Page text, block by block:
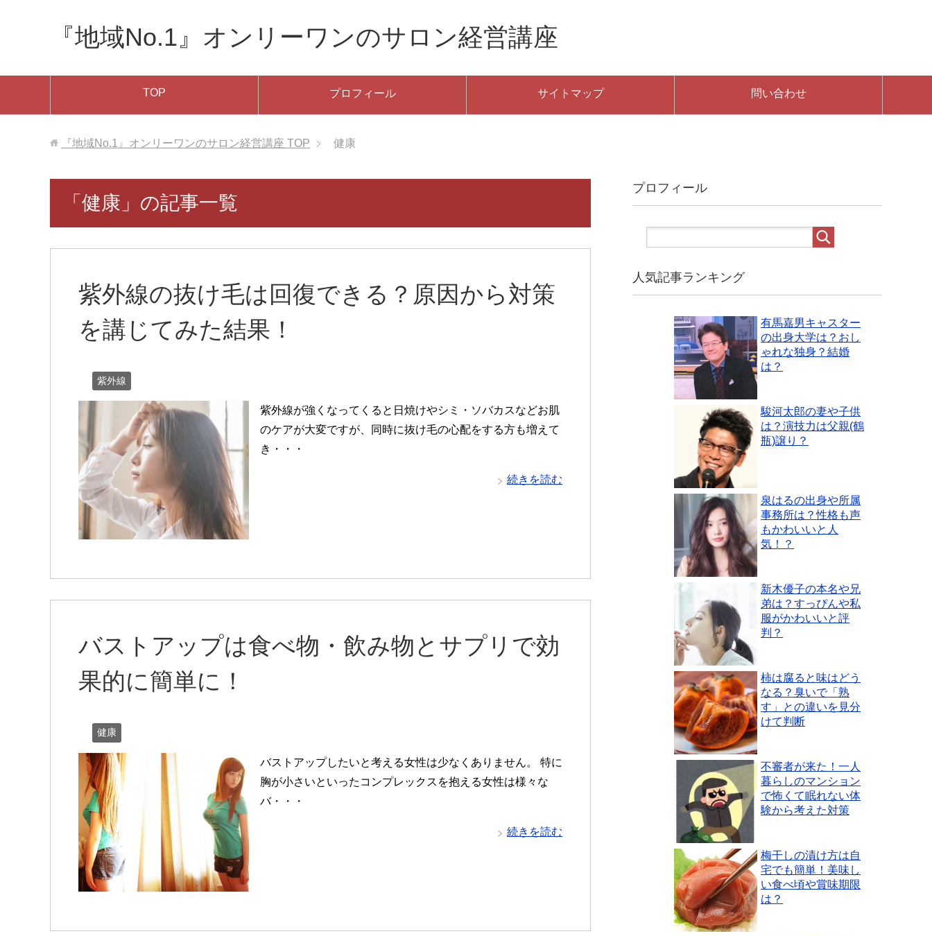
『地域No.1』オンリーワンのサロン経営講座
TOP プロフィール サイトマップ 問い合わせ
『地域No.1』オンリーワンのサロン経営講座 TOP 健康
「健康」の記事一覧
紫外線の抜け毛は回復できる？原因から対策
を講じてみた結果！
紫外線
紫外線が強くなってくると日焼けやシミ・ソバカスなどお肌
のケアが大変ですが、同時に抜け毛の心配をする方も増えて
き・・・
続きを読む
バストアップは食べ物・飲み物とサプリで効
果的に簡単に！
健康
バストアップしたいと考える女性は少なくありません。 特に
胸が小さいといったコンプレックスを抱える女性は様々な
バ・・・
続きを読む
プロフィール
人気記事ランキング
有馬嘉男キャスター
の出身大学は？おし
ゃれな独身？結婚
は？
駿河太郎の妻や子供
は？演技力は父親(鶴
瓶)譲り？
泉はるの出身や所属
事務所は？性格も声
もかわいいと人
気！？
新木優子の本名や兄
弟は？すっぴんや私
服がかわいいと評
判？
柿は腐ると味はどう
なる？臭いで「熟
す」との違いを見分
けて判断
不審者が来た！一人
暮らしのマンション
で怖くて眠れない体
験から考えた対策
梅干しの漬け方は自
宅でも簡単！美味し
い食べ頃や賞味期限
は？